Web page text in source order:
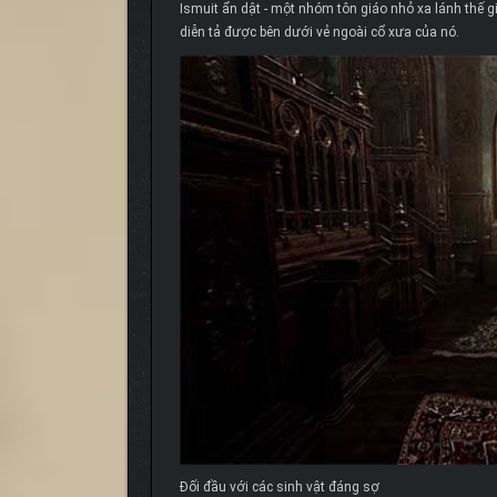
Ismuit ẩn dật - một nhóm tôn giáo nhỏ xa lánh thế
diễn tả được bên dưới vẻ ngoài cổ xưa của nó.
Đối đầu với các sinh vật đáng sợ